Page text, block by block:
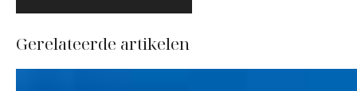
Gerelateerde artikelen